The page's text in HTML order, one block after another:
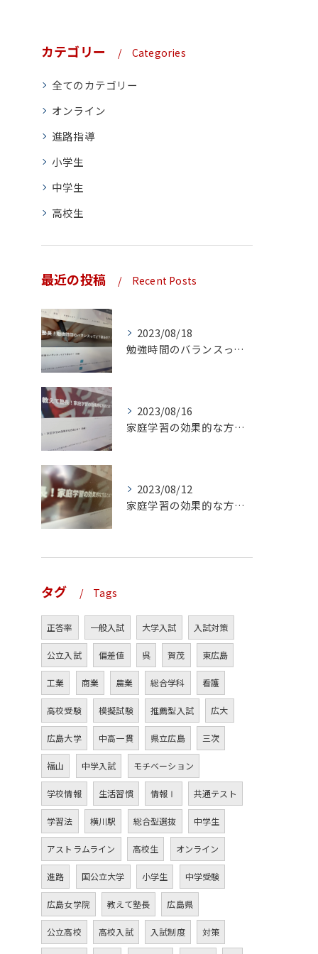
カテゴリー Categories
全てのカテゴリー
オンライン
進路指導
小学生
中学生
高校生
最近の投稿 Recent Posts
2023/08/18
勉強時間のバランスってどう取るの？（前編）
2023/08/16
家庭学習の効果的な方法とは？（後編）
2023/08/12
家庭学習の効果的な方法とは？（前編）
タグ Tags
正答率 一般入試 大学入試 入試対策
公立入試 偏差値 呉 賀茂 東広島
工業 商業 農業 総合学科 看護
高校受験 模擬試験 推薦型入試 広大
広島大学 中高一貫 県立広島 三次
福山 中学入試 モチベーション
学校情報 生活習慣 情報Ⅰ 共通テスト
学習法 横川駅 総合型選抜 中学生
アストラムライン 高校生 オンライン
進路 国公立大学 小学生 中学受験
広島女学院 教えて塾長 広島県
公立高校 高校入試 入試制度 対策